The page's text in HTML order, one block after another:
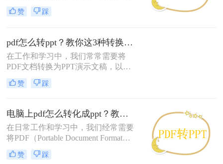
行编辑或演示。PDF文件因其跨平台
的稳定性而广泛使用，但在制作演示
突出。那么pdf怎么转ppt格式呢？本
文将向您介绍几种实用的方法来完成
从PDF到PPT的转换，无论是在
Windows、Mac上，还是通过在线工
具，您都将找到适合自己的解决方
案。
赞 踩
pdf怎么转ppt？教你这3种转换方法！
在工作和学习中，我们常常需要将
PDF文档转换为PPT演示文稿，以便
更好地展示内容或进行演讲。无论是
学术报告、商业演示还是教育材料，
被广泛采用。那么pdf怎么转ppt呢？
本文将详细介绍将PDF文件转换为
PPT的几种常见方法，帮助你轻松完
成这一转变。
赞 踩
电脑上pdf怎么转化成ppt？教你三个简单方法！
在日常工作和学习中，我们经常需要
将PDF（Portable Document Format）
文件转换成PPT（PowerPoint
Presentation）文件，以便更好地进行
赞 踩